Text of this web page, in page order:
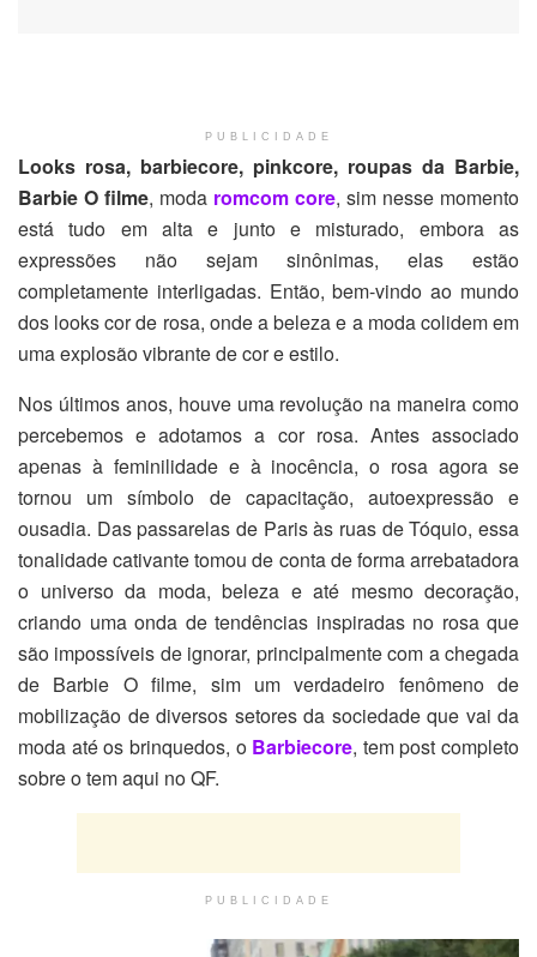
PUBLICIDADE
Looks rosa, barbiecore, pinkcore, roupas da Barbie,
Barbie O filme, moda romcom core, sim nesse momento
está tudo em alta e junto e misturado, embora as
expressões não sejam sinônimas, elas estão
completamente interligadas. Então, bem-vindo ao mundo
dos looks cor de rosa, onde a beleza e a moda colidem em
uma explosão vibrante de cor e estilo.
Nos últimos anos, houve uma revolução na maneira como
percebemos e adotamos a cor rosa. Antes associado
apenas à feminilidade e à inocência, o rosa agora se
tornou um símbolo de capacitação, autoexpressão e
ousadia. Das passarelas de Paris às ruas de Tóquio, essa
tonalidade cativante tomou de conta de forma arrebatadora
o universo da moda, beleza e até mesmo decoração,
criando uma onda de tendências inspiradas no rosa que
são impossíveis de ignorar, principalmente com a chegada
de Barbie O filme, sim um verdadeiro fenômeno de
mobilização de diversos setores da sociedade que vai da
moda até os brinquedos, o Barbiecore, tem post completo
sobre o tem aqui no QF.
PUBLICIDADE